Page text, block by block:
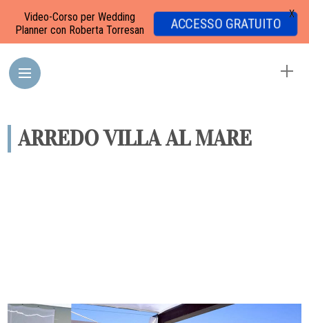
ARREDO VILLA AL MARE
Video-Corso per Wedding
Planner con Roberta Torresan
ACCESSO GRATUITO
X